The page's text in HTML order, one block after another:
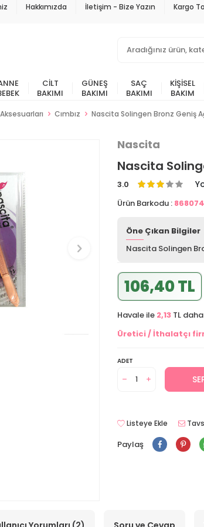
Hakkımızda İletişim - Bize Yazın Kargo
CILT
BAKIMI
GÜNEŞ
BAKIMI
SAÇ
BAKIMI
KIŞISEL
BAKIM
Cımbız Nascita Solingen Bronz Geniş
Nascita
Nascita
3.0
Ürün Barkodu :
Öne Çıkan Bilgiler
Nascita Solingen
106,40 TL
Havale ile 2,13 TL
Üretici / İthalatçı
ADET
Listeye Ekle
Paylaş